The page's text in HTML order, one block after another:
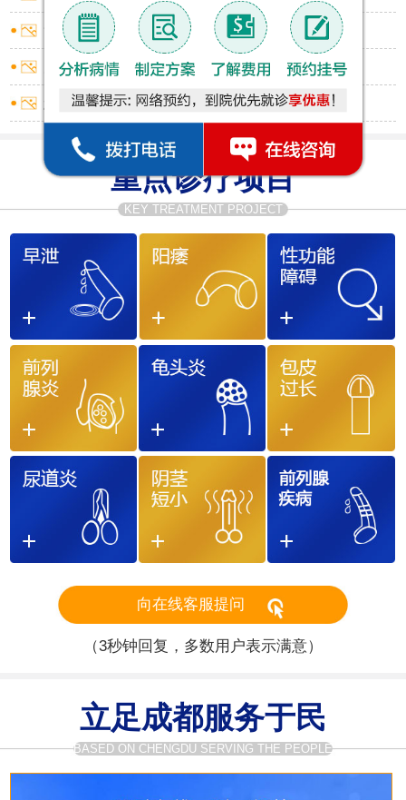
龟头炎红点不痛不痒
尿道炎出血怎么回事
怎么判断是否包皮过长
重点诊疗项目
KEY TREATMENT PROJECT
向在线客服提问
（3秒钟回复，多数用户表示满意）
立足成都服务于民
BASED ON CHENGDU SERVING THE PEOPLE